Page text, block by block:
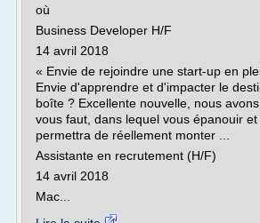
où
Business Developer H/F
14 avril 2018
« Envie de rejoindre une start-up en
Envie d'apprendre et d'impacter le
boîte ? Excellente nouvelle, nous
vous faut, dans lequel vous épanouir
permettra de réellement monter ...
Assistante en recrutement (H/F)
14 avril 2018
Mac...